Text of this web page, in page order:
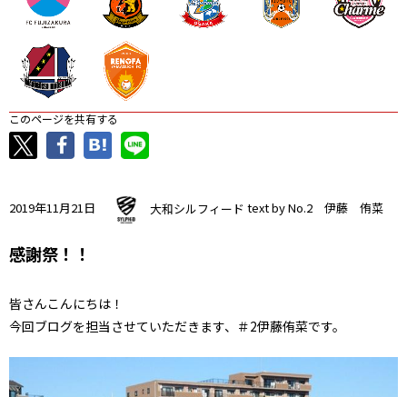
このページを共有する
2019年11月21日 大和シルフィード text by No.2 伊藤 侑菜
感謝祭！！
皆さんこんにちは！
今回ブログを担当させていただきます、＃2伊藤侑菜です。